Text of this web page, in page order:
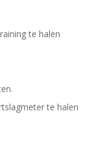
te halen
te halen